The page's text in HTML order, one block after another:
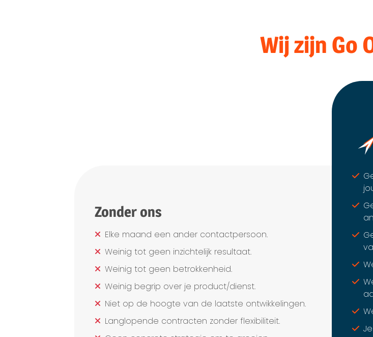
Wij zijn Go
Zonder ons
Elke maand een ander contactpersoon.
Weinig tot geen inzichtelijk resultaat.
Weinig tot geen betrokkenheid.
Weinig begrip over je product/dienst.
Niet op de hoogte van de laatste ontwikkelingen.
Langlopende contracten zonder flexibiliteit.